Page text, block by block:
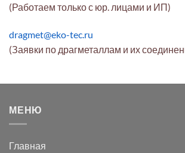
(Работаем только с юр. лицами и ИП)
dragmet@eko-tec.ru
(Заявки по драгметаллам и их
МЕНЮ
Главная